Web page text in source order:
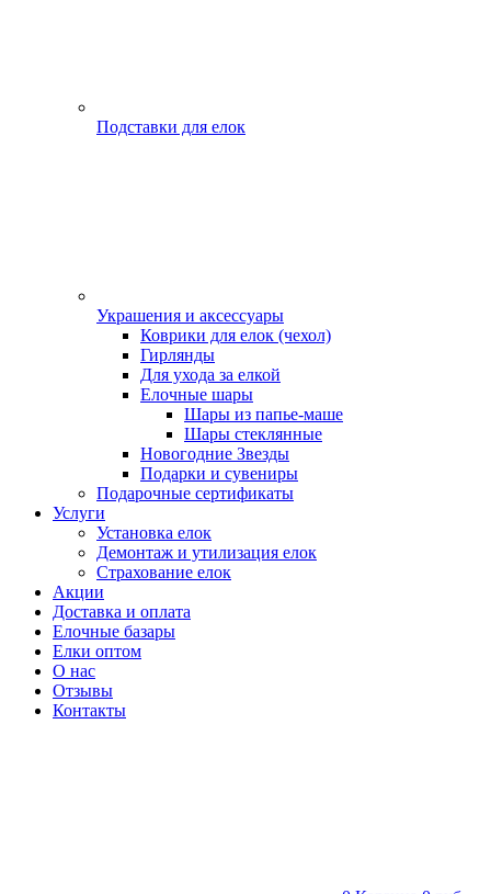
Подставки для елок
Украшения и аксессуары
Коврики для елок (чехол)
Гирлянды
Для ухода за елкой
Елочные шары
Шары из папье-маше
Шары стеклянные
Новогодние Звезды
Подарки и сувениры
Подарочные сертификаты
Услуги
Установка елок
Демонтаж и утилизация елок
Страхование елок
Акции
Доставка и оплата
Елочные базары
Елки оптом
О нас
Отзывы
Контакты